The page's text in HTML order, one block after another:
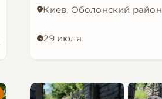
Киев, Оболонский район
29 июля